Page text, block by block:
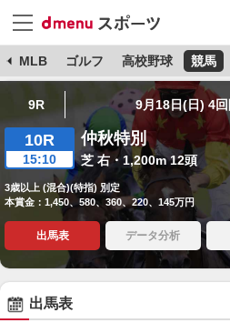
MLB ゴルフ 高校野球 競馬
9R 9月18日(日) 4
10R
15:10
仲秋特別
芝 右・1,200m 12頭
3歳以上 (混合)(特指) 別定
本賞金：1,450、580、360、220、145万円
出馬表 データ分析
出馬表